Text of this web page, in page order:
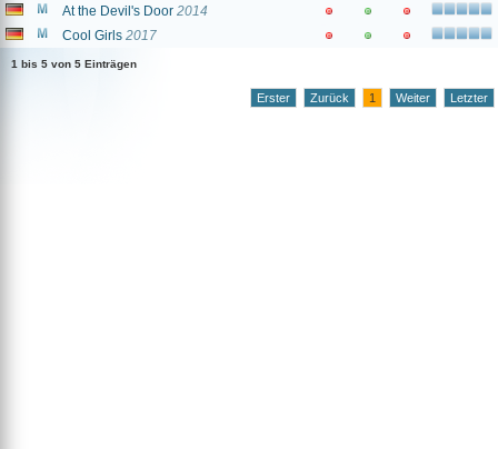
At the Devil's Door 2014
Cool Girls 2017
1 bis 5 von 5 Einträgen
Erster Zurück 1 Weiter Letzter